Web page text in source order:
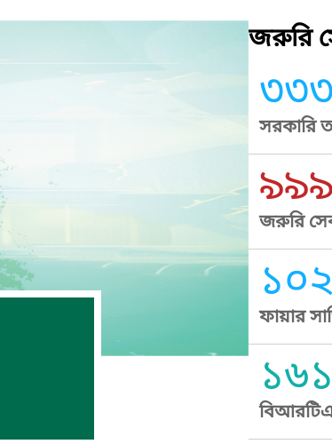
জরুরি
৩৩৩
সরকারি
৯৯৯
জরুরি
১০২
ফায়ার
বিআরটিএ